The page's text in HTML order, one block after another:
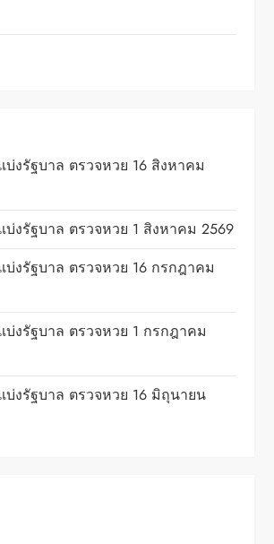
งรัฐบาล ตรวจหวย 16 สิงหาคม
งรัฐบาล ตรวจหวย 1 สิงหาคม 2569
งรัฐบาล ตรวจหวย 16 กรกฎาคม
งรัฐบาล ตรวจหวย 1 กรกฎาคม
งรัฐบาล ตรวจหวย 16 มิถุนายน